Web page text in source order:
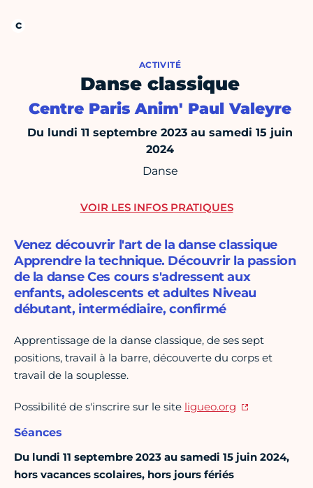
ACTIVITÉ
Danse classique
Centre Paris Anim' Paul Valeyre
Du lundi 11 septembre 2023 au samedi 15 juin
2024
Danse
Venez découvrir l'art de la danse classique
Apprendre la technique. Découvrir la passion
de la danse Ces cours s'adressent aux
enfants, adolescents et adultes Niveau
débutant, intermédiaire, confirmé
Apprentissage de la danse classique, de ses sept
positions, travail à la barre, découverte du corps et
travail de la souplesse.
Possibilité de s'inscrire sur le site ligueo.org
Séances
Du lundi 11 septembre 2023 au samedi 15 juin 2024,
hors vacances scolaires, hors jours fériés
VOIR LES INFOS PRATIQUES